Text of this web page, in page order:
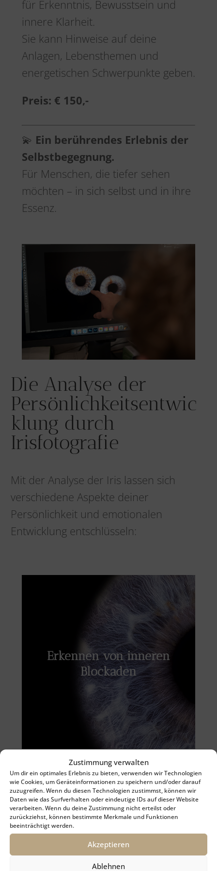
Zustimmung verwalten
Um dir ein optimales Erlebnis zu bieten, verwenden wir Technologien
wie Cookies, um Geräteinformationen zu speichern und/oder darauf
zuzugreifen. Wenn du diesen Technologien zustimmst, können wir
Daten wie das Surfverhalten oder eindeutige IDs auf dieser Website
verarbeiten. Wenn du deine Zustimmung nicht erteilst oder
zurückziehst, können bestimmte Merkmale und Funktionen
beeinträchtigt werden.
Akzeptieren
Ablehnen
für Erkenntnis, Bewusstsein und
innere Klarheit.
Sie kann Hinweise auf deine
Anlagen, Lebensthemen und
energetischen Schwerpunkte geben.
Preis: € 150,-
💫 Ein berührendes Erlebnis der
Selbstbegegnung.
Für Menschen, die tiefer sehen
möchten – in sich selbst und in ihre
Essenz.
Die Analyse der
Persönlichkeitsentwic
klung durch
Irisfotografie
Mit der Analyse der Iris lassen sich
verschiedene Aspekte deiner
Persönlichkeit und emotionalen
Entwicklung entschlüsseln:
Erkennen von inneren
Blockaden
Alte Glaubenssätze und emotionale Muster
können dein Leben beeinflussen. Die
Irisfotografie hilft dir, diese Blockaden sichtbar
zu machen und die Ursachen zu verstehen.
Merkmale deiner
Persönlichkeit
entschlüsseln
Die Strukturen in der Iris können Hinweise auf
deine Stärken, Talente und
Entwicklungspotenziale geben. So kannst du
deine inneren Ressourcen gezielt nutzen.